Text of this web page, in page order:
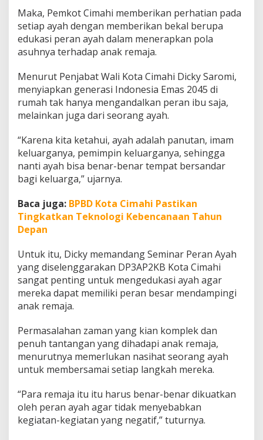
e
m
a
a
Maka, Pemkot Cimahi memberikan perhatian pada
setiap ayah dengan memberikan bekal berupa
edukasi peran ayah dalam menerapkan pola
asuhnya terhadap anak remaja.
Menurut Penjabat Wali Kota Cimahi Dicky Saromi,
menyiapkan generasi Indonesia Emas 2045 di
rumah tak hanya mengandalkan peran ibu saja,
melainkan juga dari seorang ayah.
“Karena kita ketahui, ayah adalah panutan, imam
keluarganya, pemimpin keluarganya, sehingga
nanti ayah bisa benar-benar tempat bersandar
bagi keluarga,” ujarnya.
Baca juga: BPBD Kota Cimahi Pastikan
Tingkatkan Teknologi Kebencanaan Tahun
Depan
Untuk itu, Dicky memandang Seminar Peran Ayah
yang diselenggarakan DP3AP2KB Kota Cimahi
sangat penting untuk mengedukasi ayah agar
mereka dapat memiliki peran besar mendampingi
anak remaja.
Permasalahan zaman yang kian komplek dan
penuh tantangan yang dihadapi anak remaja,
menurutnya memerlukan nasihat seorang ayah
untuk membersamai setiap langkah mereka.
“Para remaja itu itu harus benar-benar dikuatkan
oleh peran ayah agar tidak menyebabkan
kegiatan-kegiatan yang negatif,” tuturnya.